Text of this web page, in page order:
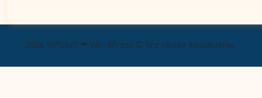
2026 WPStuff ❤ WordPress © Все права защищены.